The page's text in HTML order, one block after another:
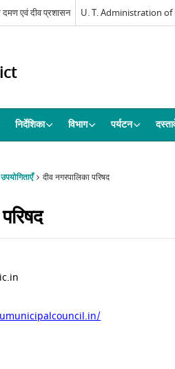
एवं दीव प्रशासन U. T. Administration
निर्देशिका विभाग पर्यटन
दीव नगरपालिका परिषद